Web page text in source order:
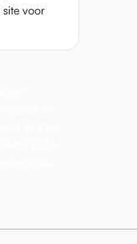
site voor